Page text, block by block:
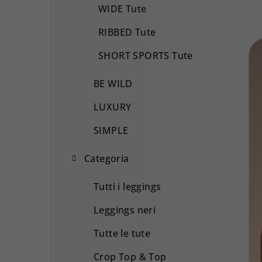
WIDE Tute
RIBBED Tute
SHORT SPORTS Tute
BE WILD
LUXURY
SIMPLE
Categoria
Tutti i leggings
Leggings neri
Tutte le tute
Crop Top & Top